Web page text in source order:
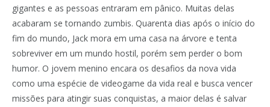
gigantes e as pessoas entraram em pânico. Muitas delas
acabaram se tornando zumbis. Quarenta dias após o início do
fim do mundo, Jack mora em uma casa na árvore e tenta
sobreviver em um mundo hostil, porém sem perder o bom
humor. O jovem menino encara os desafios da nova vida
como uma espécie de videogame da vida real e busca vencer
missões para atingir suas conquistas, a maior delas é salvar